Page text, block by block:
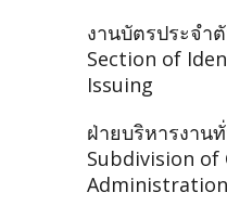
งานบัตรประจำ
Section of
Issuing
ฝ่ายบริหารงาน
Subdivision of
Administration